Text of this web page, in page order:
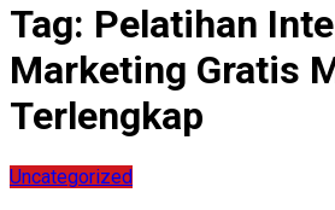
Tag: Pelatihan
Marketing Gratis
Terlengkap
Uncategorized